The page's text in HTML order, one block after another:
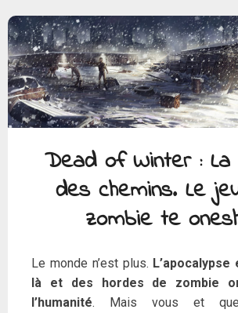
Dead of Winter :
des chemins. Le
zombie te
Le monde n’est plus.
là et des hordes de zombie
l’humanité. Mais vous et